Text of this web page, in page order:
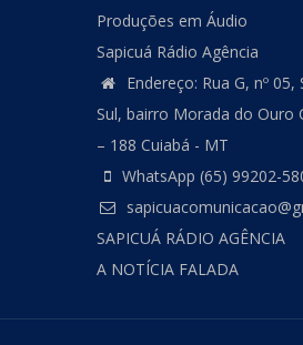
Produções em Áudio
Sapicuá Rádio Agência
Endereço: Rua G, nº
Sul, bairro Morada do Ouro
– 188 Cuiabá - MT
WhatsApp (65) 99202-
SAPICUÁ RÁDIO AGÊNCIA
A NOTÍCIA FALADA